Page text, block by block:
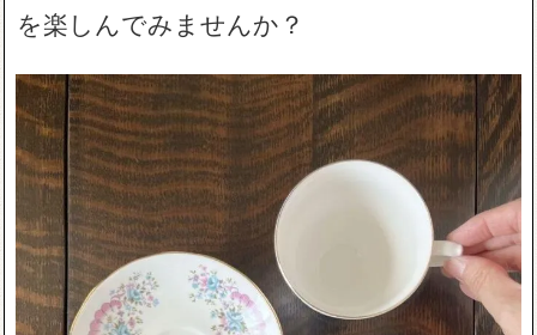
を楽しんでみませんか？